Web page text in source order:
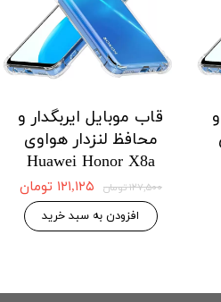
قاب موبایل ایربگدار و
محافظ لنزدار هواوی
Huawei Honor X8a
۱۲۷,۵۰۰ تومان ۱۲۱,۱۲۵ تومان
افزودن به سبد خرید